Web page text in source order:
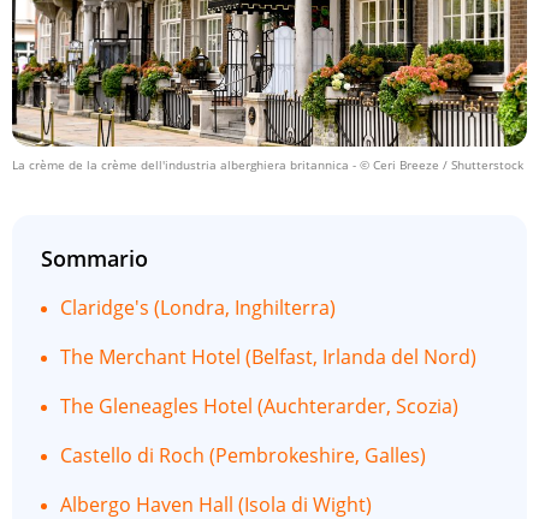
La crème de la crème dell'industria alberghiera britannica - © Ceri Breeze / Shutterstock
Sommario
Claridge's (Londra, Inghilterra)
The Merchant Hotel (Belfast, Irlanda del Nord)
The Gleneagles Hotel (Auchterarder, Scozia)
Castello di Roch (Pembrokeshire, Galles)
Albergo Haven Hall (Isola di Wight)